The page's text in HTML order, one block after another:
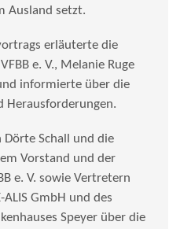
Ausland setzt.
erläuterte die
e. V., Melanie Ruge
informierte über die
Herausforderungen.
Dörte Schall und die
Vorstand und der
e. V. sowie Vertretern
GmbH und des
Speyer über die